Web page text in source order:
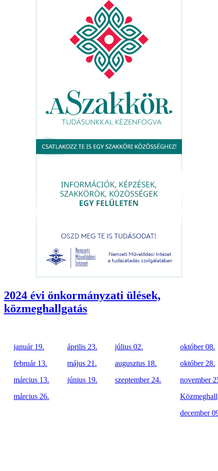
2024 évi önkormányzati ülések,
közmeghallgatás
január 19.
február 13.
március 13.
március 26.
április 23.
május 21.
június 19.
július 02.
augusztus 18.
szeptember 24.
október 08.
október 28.
november
december